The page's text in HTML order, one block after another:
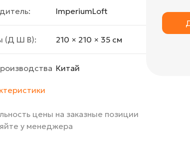
ImperiumLoft
(Д Ш В): 210 × 210 × 35 cм
Китай
цены на заказные позиции
у менеджера